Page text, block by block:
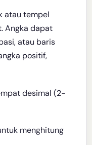
atau tempel
Angka dapat
atau baris
positif,
desimal (2-
menghitung